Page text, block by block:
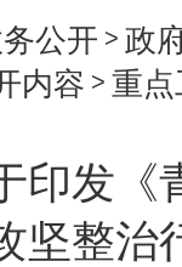
公开 > 政
内容 > 重
印发
坚整治